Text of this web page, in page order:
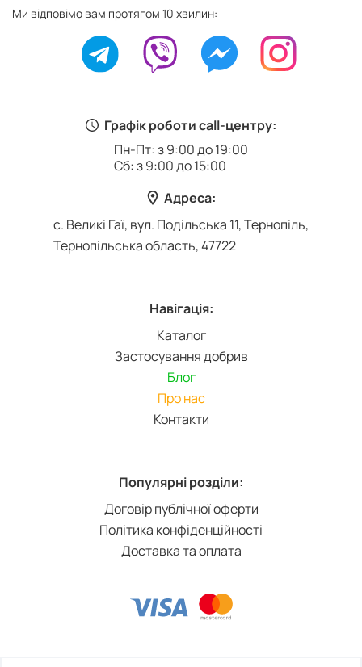
Графік роботи call-центру:
Пн-Пт: з 9:00 до 19:00
Сб: з 9:00 до 15:00
Адреса:
с. Великі Гаї, вул. Подільська 11, Тернопіль,
Тернопільська область, 47722
Навігація:
Каталог
Застосування добрив
Блог
Про нас
Контакти
Популярні розділи:
Договір публічної оферти
Політика конфіденційності
Доставка та оплата
Ми відповімо вам протягом 10 хвилин: